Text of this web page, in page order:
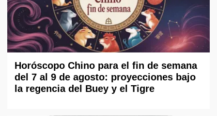
Horóscopo Chino para el fin de semana
del 7 al 9 de agosto: proyecciones bajo
la regencia del Buey y el Tigre